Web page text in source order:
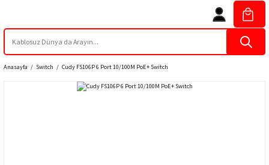
Anasayfa Switch Cudy FS106P 6 Port 10/100M PoE+ Switch